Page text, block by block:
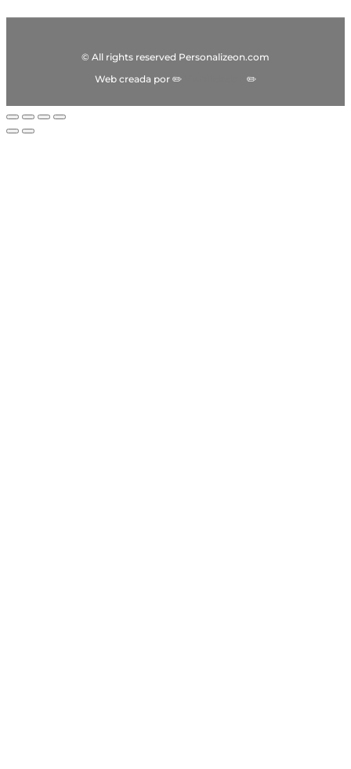
© All rights reserved Personalizeon.com
Web creada por ✏️
✏️